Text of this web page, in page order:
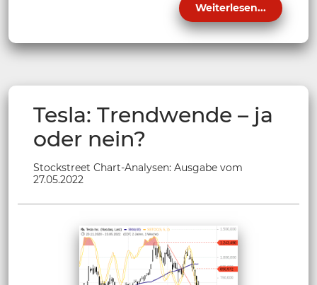
Weiterlesen...
Tesla: Trendwende – ja
oder nein?
Stockstreet Chart-Analysen: Ausgabe vom
27.05.2022